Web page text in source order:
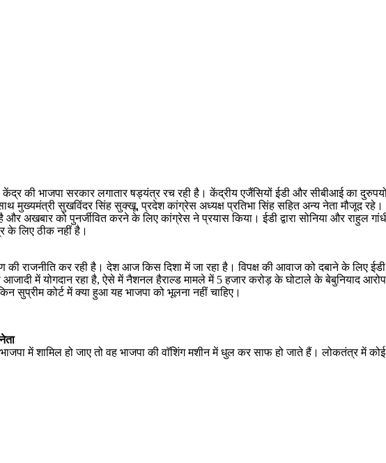
की भाजपा सरकार लगातार षड्यंत्र रच रही है। केंद्रीय एजैंसियों ईडी और सीबीआई का
मुख्यमंत्री सुखविंदर सिंह सुक्खू, प्रदेश कांग्रेस अध्यक्ष प्रतिभा सिंह सहित अन्य नेता मौजूद
अखबार को पुनर्जीवित करने के लिए कांग्रेस ने प्रयास किया। ईडी द्वारा सोनिया और राहुल
के लिए ठीक नहीं है।
राजनीति कर रही है। देश आज किस दिशा में जा रहा है। विपक्ष की आवाज को दबाने के लिए
आजादी में योगदान रहा है, ऐसे में नैशनल हैराल्ड मामले में 5 हजार करोड़ के घोटाले के बेबुनियाद
सुप्रीम कोर्ट में क्या हुआ यह भाजपा को भूलना नहीं चाहिए।
में शामिल हो जाए तो वह भाजपा की वाॅशिंग मशीन में धुल कर साफ हो जाते हैं। लोकतंत्र में